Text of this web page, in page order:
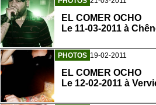
EL COMER OCHO
Le 11-03-2011 à
PHOTOS 19-02-2011
EL COMER OCHO
Le 12-02-2011 à